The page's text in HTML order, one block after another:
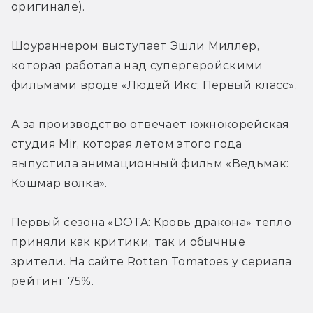
оригинале).
Шоураннером выступает Эшли Миллер,
которая работала над супергеройскими
фильмами вроде «Людей Икс: Первый класс».
А за производство отвечает южнокорейская
студия Mir, которая летом этого года
выпустила анимационный фильм «Ведьмак:
Кошмар волка».
Первый сезона «DOTA: Кровь дракона» тепло
приняли как критики, так и обычные
зрители. На сайте Rotten Tomatoes у сериала
рейтинг 75%.